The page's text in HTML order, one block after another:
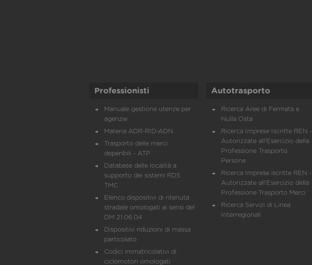
Professionisti
Manuale gestione utenze per
agenzie
Materia ADR-RID-ADN
Trasporto delle merci
deperibili - ATP
Database delle località a
supporto dei sistemi RDS
TMC
Elenco dispositivi di ritenuta
stradale omologati ai sensi del
DM 21.06.04
Dispositivi riduzioni di massa
particolato
Codici immatricolativi di
ciclomotori omologati
Autotrasporto
Ricerca Aree di Fermata e
Nulla Osta
Ricerca Imprese Iscritte REN -
Autorizzate all'Esercizio della
Professione Trasporto
Persone
Ricerca Imprese iscritte REN -
Autorizzate all'Esercizio della
Professione Trasporto Merci
Ricerca Servizi di Linea
Interregionali